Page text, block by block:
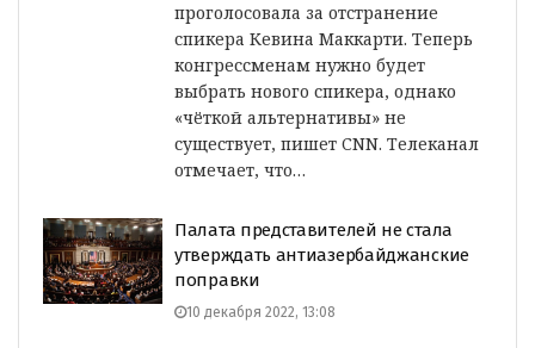
проголосовала за отстранение
спикера Кевина Маккарти. Теперь
конгрессменам нужно будет
выбрать нового спикера, однако
«чёткой альтернативы» не
существует, пишет CNN. Телеканал
отмечает, что…
Палата представителей не стала
утверждать антиазербайджанские
поправки
10 декабря 2022, 13:08